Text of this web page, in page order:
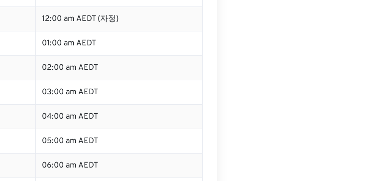
12:00 am AEDT (자정)
01:00 am AEDT
02:00 am AEDT
03:00 am AEDT
04:00 am AEDT
05:00 am AEDT
06:00 am AEDT